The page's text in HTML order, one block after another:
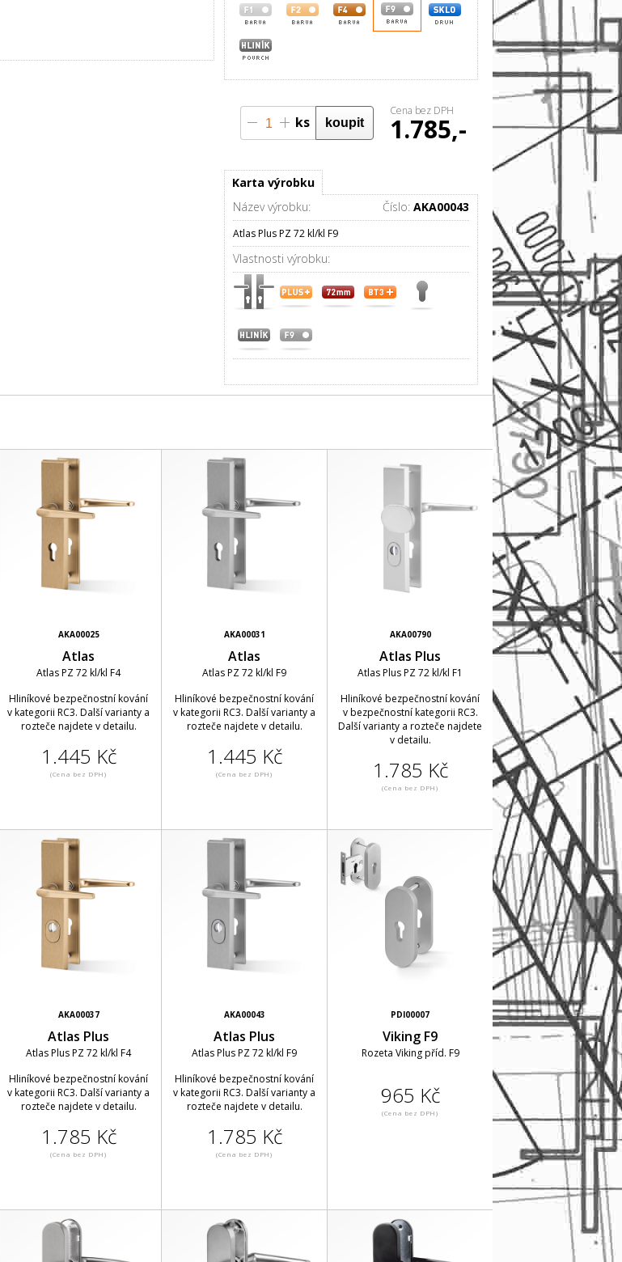
ks
Cena bez DPH
1.785,-
Karta výrobku
Název výrobku: Číslo: AKA00043
Atlas Plus PZ 72 kl/kl F9
Vlastnosti výrobku:
AKA00025
Atlas
Atlas PZ 72 kl/kl F4
Hliníkové bezpečnostní kování
v kategorii RC3. Další varianty a
rozteče najdete v detailu.
1.445 Kč
(Cena bez DPH)
AKA00031
Atlas
Atlas PZ 72 kl/kl F9
Hliníkové bezpečnostní kování
v kategorii RC3. Další varianty a
rozteče najdete v detailu.
1.445 Kč
(Cena bez DPH)
AKA00790
Atlas Plus
Atlas Plus PZ 72 kl/kl F1
Hliníkové bezpečnostní kování
v bezpečnostní kategorii RC3.
Další varianty a rozteče najdete
v detailu.
1.785 Kč
(Cena bez DPH)
AKA00037
Atlas Plus
Atlas Plus PZ 72 kl/kl F4
Hliníkové bezpečnostní kování
v kategorii RC3. Další varianty a
rozteče najdete v detailu.
1.785 Kč
(Cena bez DPH)
AKA00043
Atlas Plus
Atlas Plus PZ 72 kl/kl F9
Hliníkové bezpečnostní kování
v kategorii RC3. Další varianty a
rozteče najdete v detailu.
1.785 Kč
(Cena bez DPH)
PDI00007
Viking F9
Rozeta Viking příd. F9
965 Kč
(Cena bez DPH)